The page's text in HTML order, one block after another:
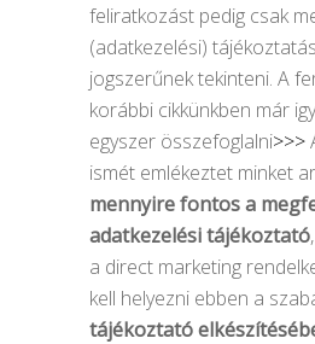
feliratkozást pedig csak
(adatkezelési)
jogszerűnek tekinteni. A
korábbi cikkünkben már
egyszer összefoglalni>>>
ismét emlékeztet minket
mennyire fontos a
adatkezelési tájékoztató
a direct marketing
kell helyezni ebben a
tájékoztató